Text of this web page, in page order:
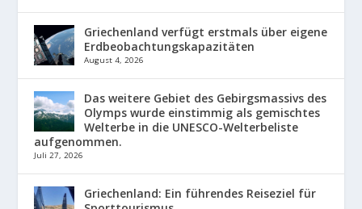
Griechenland verfügt erstmals über eigene
Erdbeobachtungskapazitäten
August 4, 2026
Das weitere Gebiet des Gebirgsmassivs des
Olymps wurde einstimmig als gemischtes
Welterbe in die UNESCO-Welterbeliste
aufgenommen.
Juli 27, 2026
Griechenland: Ein führendes Reiseziel für